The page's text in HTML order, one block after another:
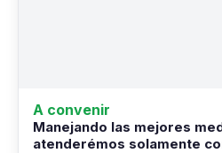
A convenir
Manejando las mejores
atenderémos solamente